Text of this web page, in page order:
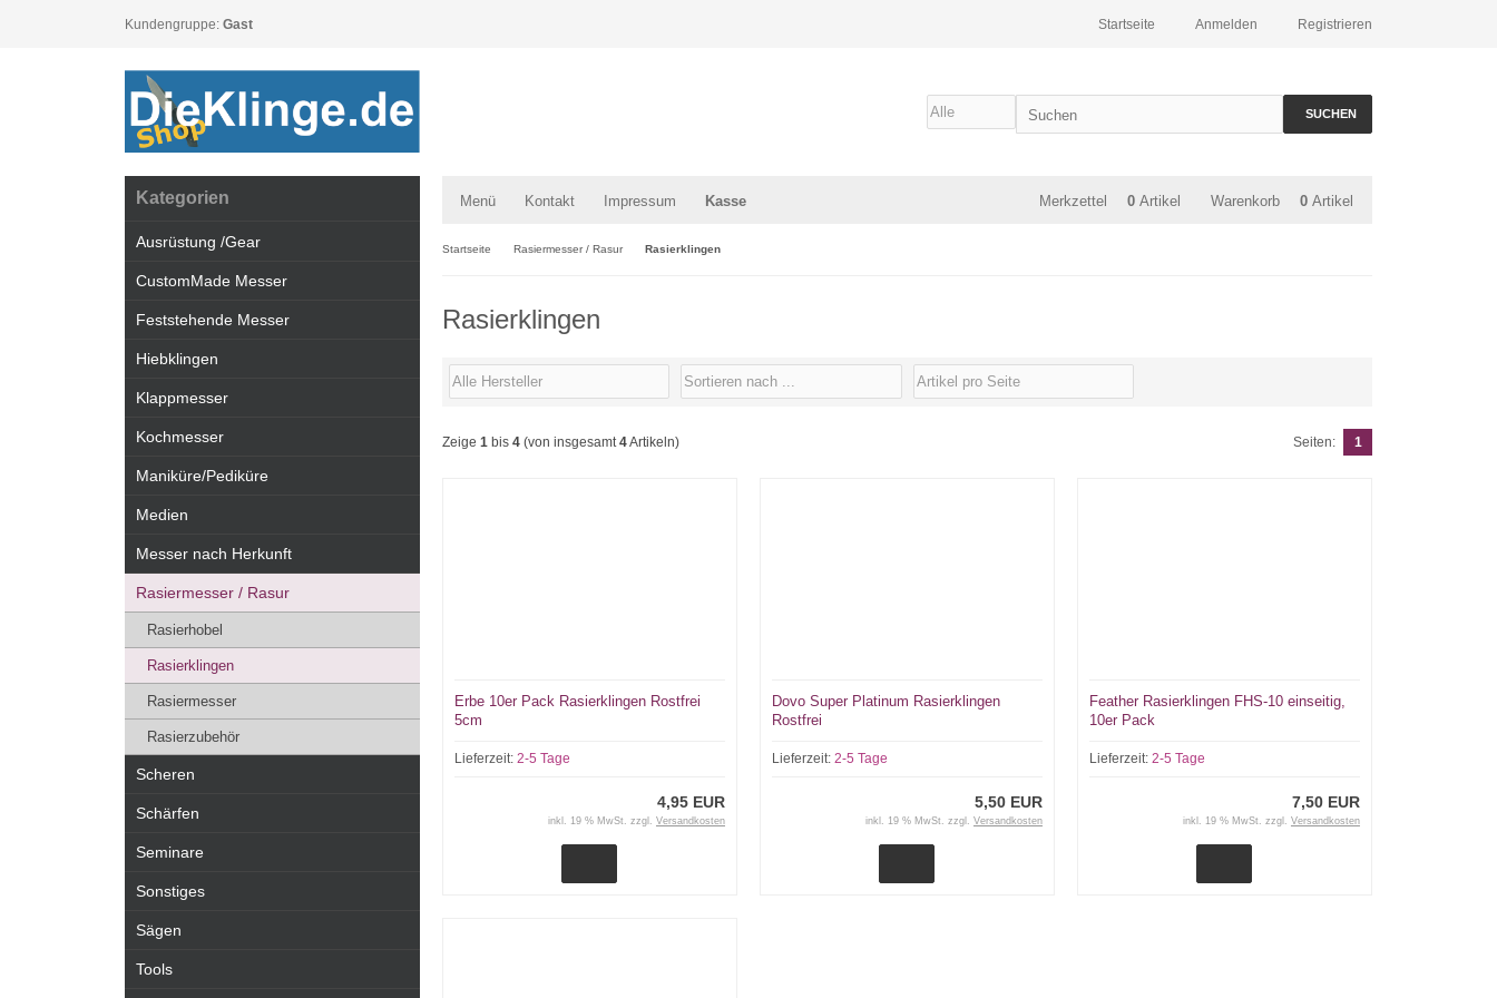
Kundengruppe: Gast Registrieren
Anmelden
Startseite
SUCHEN
Menü Kontakt Impressum Kasse Warenkorb 0 Artikel
Merkzettel 0 Artikel
Startseite Rasiermesser / Rasur Rasierklingen
Rasierklingen
Zeige 1 bis 4 (von insgesamt4Artikeln) Seiten: 1
Erbe 10er Pack Rasierklingen Rostfrei
5cm
Lieferzeit: 2-5 Tage
4,95 EUR
inkl. 19 % MwSt. zzgl. Versandkosten
Dovo Super Platinum Rasierklingen
Rostfrei
Lieferzeit: 2-5 Tage
5,50 EUR
inkl. 19 % MwSt. zzgl. Versandkosten
Feather Rasierklingen FHS-10 einseitig,
10er Pack
Lieferzeit: 2-5 Tage
7,50 EUR
inkl. 19 % MwSt. zzgl. Versandkosten
Kategorien
Ausrüstung /Gear
CustomMade Messer
Feststehende Messer
Hiebklingen
Klappmesser
Kochmesser
Maniküre/Pediküre
Medien
Messer nach Herkunft
Rasiermesser / Rasur
Rasierhobel
Rasierklingen
Rasiermesser
Rasierzubehör
Scheren
Schärfen
Seminare
Sonstiges
Sägen
Tools